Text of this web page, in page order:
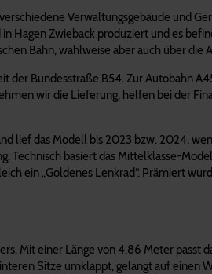
Verwaltungsgebäude und
Zwieback produziert und es
Bahn, wahlweise aber auch über die
Bundesstraße B54. Zur Autobahn
wir die Lieferung, helfen bei der
lief das Modell bis 2023 bzw. 2024,
Technisch basiert das Mittelklasse-
ein „Goldenes Lenkrad“. Prämiert
Mit einer Länge von 4,86 Meter
Sitze umklappt, gelangt auf einen